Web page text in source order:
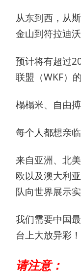
从东到西，从
金山到符拉迪沃
预计将有超过
联盟（WKF）
榻榻米、自由
每个人都想亲
来自亚洲、北
欧以及澳大利
队向世界展示实
我们需要中国
台上大放异彩！
请注意：